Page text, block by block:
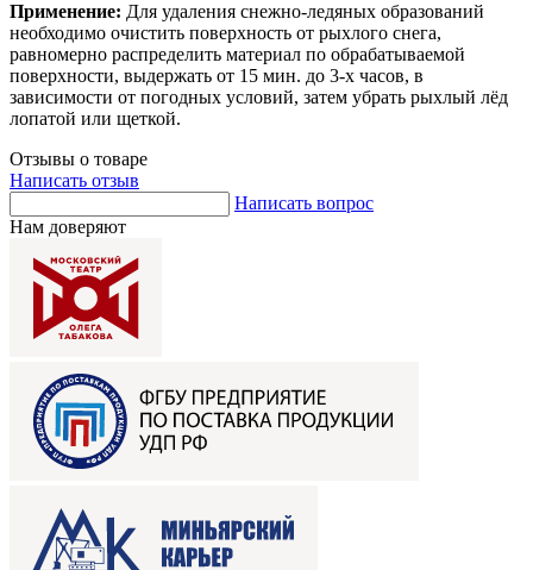
Применение: Для удаления снежно-ледяных образований
необходимо очистить поверхность от рыхлого снега,
равномерно распределить материал по обрабатываемой
поверхности, выдержать от 15 мин. до 3-х часов, в
зависимости от погодных условий, затем убрать рыхлый лёд
лопатой или щеткой.
Отзывы о товаре
Написать отзыв
Написать вопрос
Нам доверяют